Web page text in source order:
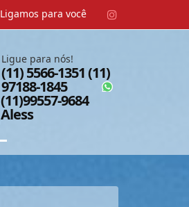
Ligamos para você
Ligue para nós!
(11) 5566-1351 (11)
97188-1845
(11)99557-9684
Aless